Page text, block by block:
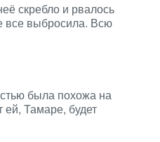
скребло и рвалось
все выбросила. Всю
была похожа на
ей, Тамаре, будет